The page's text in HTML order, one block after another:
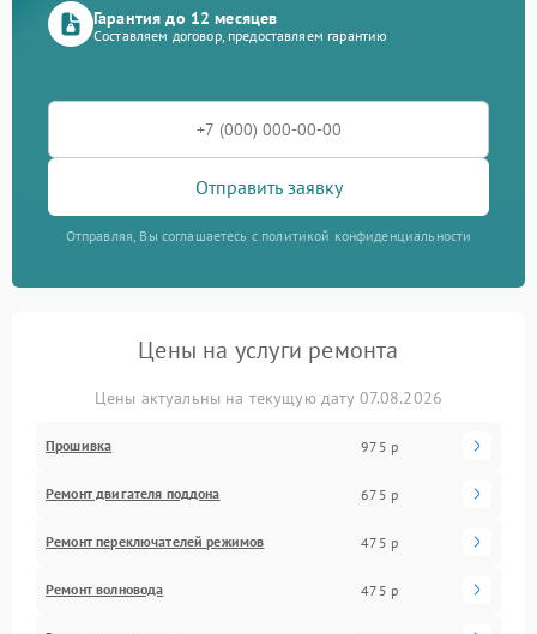
Гарантия до 12 месяцев
Составляем договор, предоставляем гарантию
Отправить заявку
Отправляя, Вы соглашаетесь с политикой конфиденциальности
Цены на услуги ремонта
Цены актуальны на текущую дату 07.08.2026
Прошивка 975 р
Ремонт двигателя поддона 675 р
Ремонт переключателей режимов 475 р
Ремонт волновода 475 р